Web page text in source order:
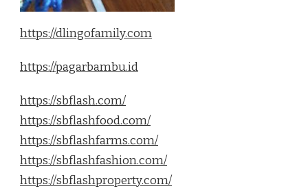
https://dlingofamily.com
https://pagarbambu.id
https://sbflash.com/
https://sbflashfood.com/
https://sbflashfarms.com/
https://sbflashfashion.com/
https://sbflashproperty.com/